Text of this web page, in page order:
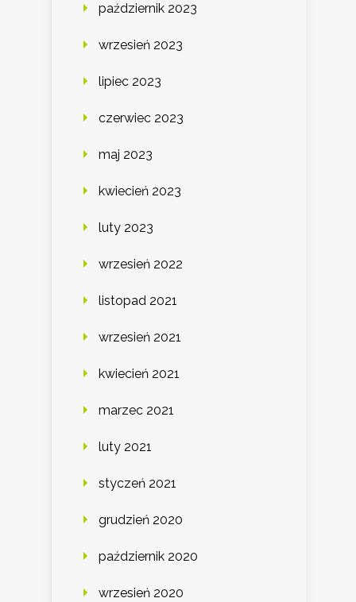
październik 2023
wrzesień 2023
lipiec 2023
czerwiec 2023
maj 2023
kwiecień 2023
luty 2023
wrzesień 2022
listopad 2021
wrzesień 2021
kwiecień 2021
marzec 2021
luty 2021
styczeń 2021
grudzień 2020
październik 2020
wrzesień 2020